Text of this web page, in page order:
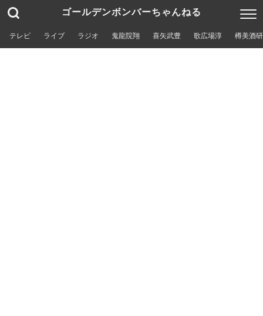
ゴールデンボンバーちゃんねる
テレビ ライブ ラジオ 鬼龍院翔 喜矢武豊 歌広場淳 樽美酒